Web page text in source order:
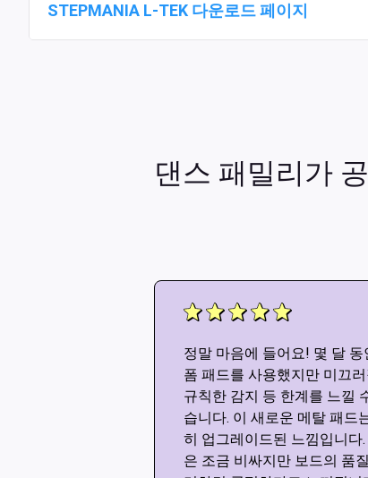
STEPMANIA L-TEK 다운로드 페이지
댄스 패밀리가
정말 마음에 들어요! 몇 달 동
폼 패드를 사용했지만 미끄러
규칙한 감지 등 한계를 느낄
습니다. 이 새로운 메탈 패드
히 업그레이드된 느낌입니다.
은 조금 비싸지만 보드의 품